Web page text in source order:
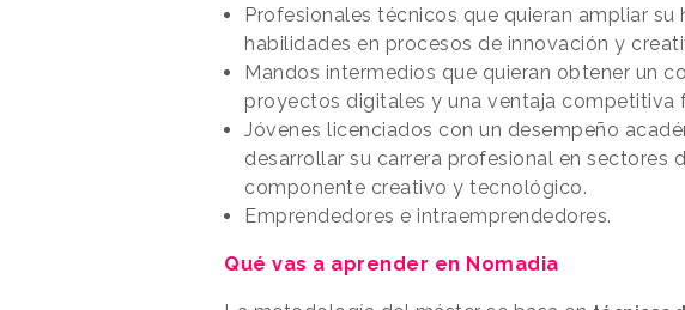
Profesionales técnicos que quieran ampliar
habilidades en procesos de innovación y
Mandos intermedios que quieran obtener un
proyectos digitales y una ventaja competitiva
Jóvenes licenciados con un desempeño
desarrollar su carrera profesional en sectores
componente creativo y tecnológico.
Emprendedores e intraemprendedores.
Qué vas a aprender en Nomadia